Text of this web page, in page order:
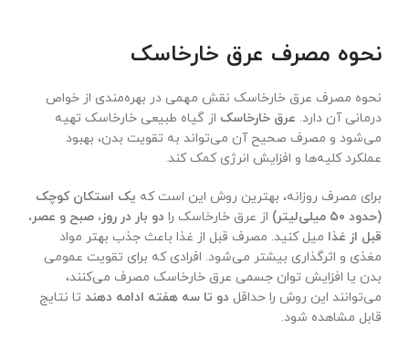
نحوه مصرف عرق خارخاسک
نحوه مصرف عرق خارخاسک نقش مهمی در بهره‌مندی از خواص
درمانی آن دارد. عرق خارخاسک از گیاه طبیعی خارخاسک تهیه
می‌شود و مصرف صحیح آن می‌تواند به تقویت بدن، بهبود
عملکرد کلیه‌ها و افزایش انرژی کمک کند.
برای مصرف روزانه، بهترین روش این است که یک استکان کوچک
(حدود ۵۰ میلی‌لیتر) از عرق خارخاسک را دو بار در روز، صبح و عصر،
قبل از غذا میل کنید. مصرف قبل از غذا باعث جذب بهتر مواد
مغذی و اثرگذاری بیشتر می‌شود. افرادی که برای تقویت عمومی
بدن یا افزایش توان جسمی عرق خارخاسک مصرف می‌کنند،
می‌توانند این روش را حداقل دو تا سه هفته ادامه دهند تا نتایج
قابل مشاهده شود.